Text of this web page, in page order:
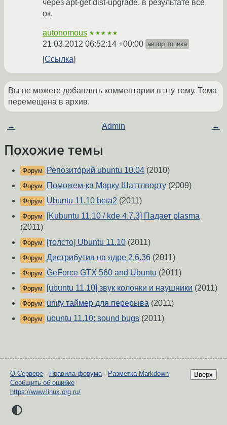
через apt-get dist-upgrade. в результате все
ок.
autonomous ★★★★★
21.03.2012 06:52:14 +00:00 автор топика
Ссылка
Вы не можете добавлять комментарии в эту тему. Тема
перемещена в архив.
← Admin →
Похожие темы
Форум Репозито́рий ubuntu 10.04 (2010)
Форум Поможем-ка Марку Шаттлворту (2009)
Форум Ubuntu 11.10 beta2 (2011)
Форум
[Kubuntu 11.10 / kde 4.7.3] Падает plasma
(2011)
Форум [толсто] Ubuntu 11.10 (2011)
Форум Дистрибутив на ядре 2.6.36 (2011)
Форум GeForce GTX 560 and Ubuntu (2011)
Форум [ubuntu 11.10] звук колонки и наушники (2011)
Форум unity таймер для перерыва (2011)
Форум ubuntu 11.10: sound bugs (2011)
Вверх
О Сервере - Правила форума- Разметка Markdown
Сообщить об ошибке
https://www.linux.org.ru/